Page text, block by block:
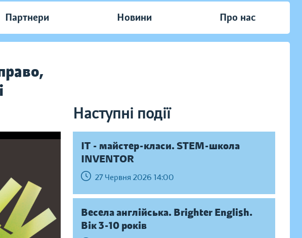
Партнери Новини Про нас
Наступні події
IT - майстер-класи. STEM-школа
INVENTOR
27 Червня 2026 14:00
Весела англійська. Brighter English.
Вік 3-10 років